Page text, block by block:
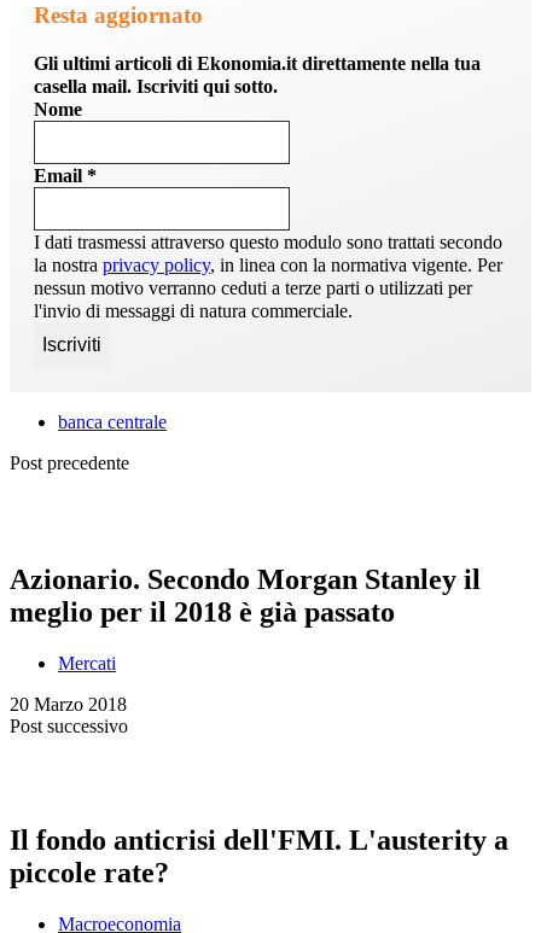
Resta aggiornato
Gli ultimi articoli di Ekonomia.it direttamente nella tua
casella mail. Iscriviti qui sotto.
Nome
Email *
I dati trasmessi attraverso questo modulo sono trattati secondo
la nostra privacy policy, in linea con la normativa vigente. Per
nessun motivo verranno ceduti a terze parti o utilizzati per
l'invio di messaggi di natura commerciale.
banca centrale
Post precedente
Azionario. Secondo Morgan Stanley il
meglio per il 2018 è già passato
Mercati
20 Marzo 2018
Post successivo
Il fondo anticrisi dell'FMI. L'austerity a
piccole rate?
Macroeconomia